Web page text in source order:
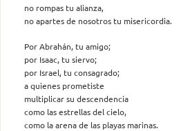
no rompas tu alianza,
no apartes de nosotros tu misericordia.
Por Abrahán, tu amigo;
por Isaac, tu siervo;
por Israel, tu consagrado;
a quienes prometiste
multiplicar su descendencia
como las estrellas del cielo,
como la arena de las playas marinas.